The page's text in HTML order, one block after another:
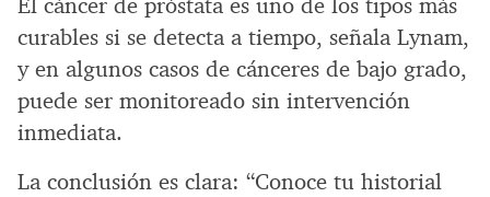
curables si se detecta a tiempo, señala Lynam,
y en algunos casos de cánceres de bajo grado,
puede ser monitoreado sin intervención
inmediata.
La conclusión es clara: “Conoce tu historial